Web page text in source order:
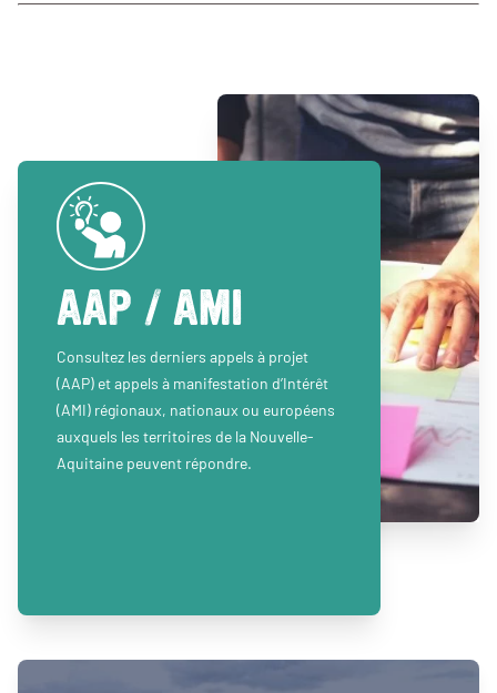
AAP / AMI
Consultez les derniers appels à projet
(AAP) et appels à manifestation d’Intérêt
(AMI) régionaux, nationaux ou européens
auxquels les territoires de la Nouvelle-
Aquitaine peuvent répondre.